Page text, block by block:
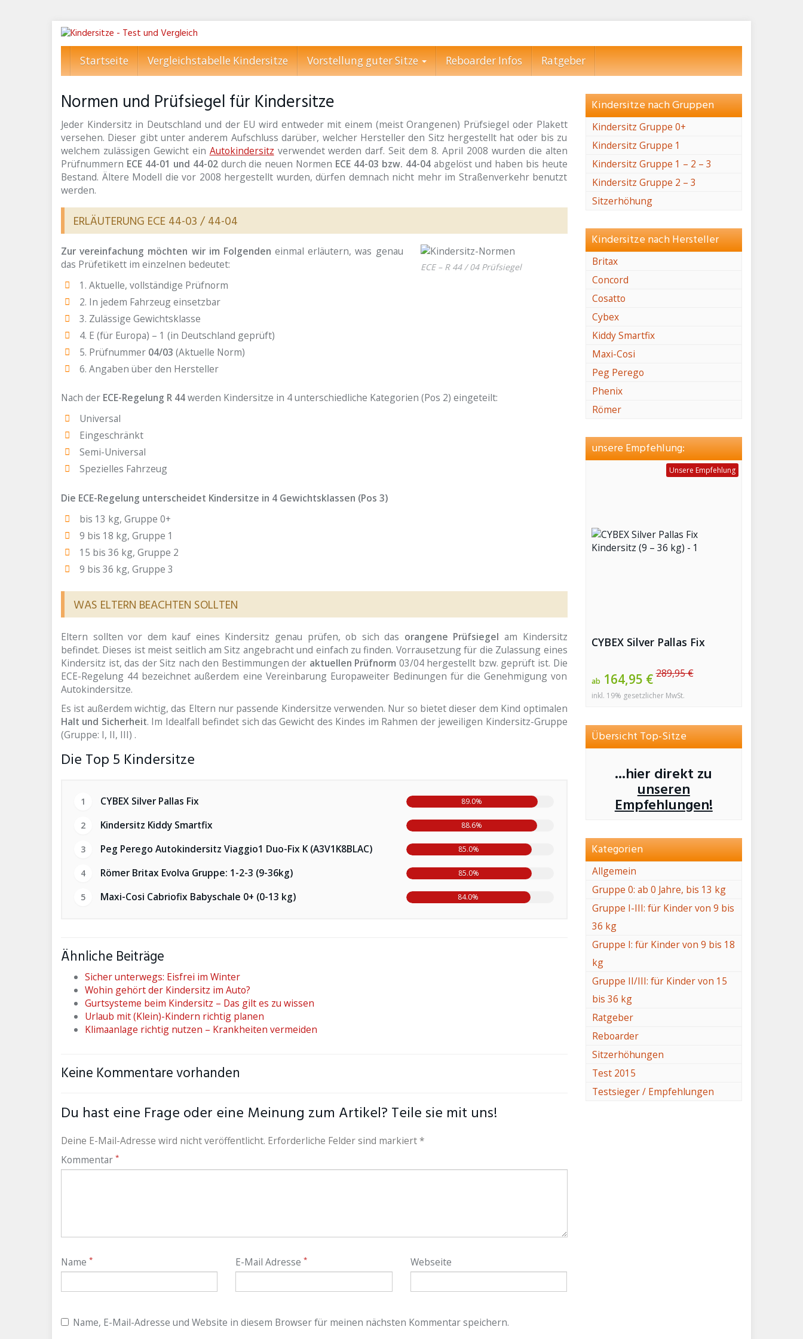
Startseite Vergleichstabelle Kindersitze Vorstellung guter Sitze Reboarder Infos Ratgeber
Normen und Prüfsiegel für Kindersitze
Jeder Kindersitz in Deutschland und der EU wird entweder mit einem (meist Orangenen) Prüfsiegel oder Plakett
versehen. Dieser gibt unter anderem Aufschluss darüber, welcher Hersteller den Sitz hergestellt hat oder bis zu
welchem zulässigen Gewicht ein Autokindersitz verwendet werden darf. Seit dem 8. April 2008 wurden die alten
Prüfnummern ECE 44-01 und 44-02durch die neuen Normen ECE 44-03 bzw. 44-04abgelöst und haben bis heute
Bestand. Ältere Modell die vor 2008 hergestellt wurden, dürfen demnach nicht mehr im Straßenverkehr benutzt
werden.
ERLÄUTERUNG ECE 44-03 / 44-04
ECE – R 44 / 04 Prüfsiegel
Zur vereinfachung möchten wir im Folgenden einmal erläutern, was genau
das Prüfetikett im einzelnen bedeutet:
1. Aktuelle, vollständige Prüfnorm
2. In jedem Fahrzeug einsetzbar
3. Zulässige Gewichtsklasse
4. E (für Europa) – 1 (in Deutschland geprüft)
5. Prüfnummer 04/03 (Aktuelle Norm)
6. Angaben über den Hersteller
Nach der ECE-Regelung R 44werden Kindersitze in 4 unterschiedliche Kategorien (Pos 2) eingeteilt:
Universal
Eingeschränkt
Semi-Universal
Spezielles Fahrzeug
Die ECE-Regelung unterscheidet Kindersitze in 4 Gewichtsklassen (Pos 3)
bis 13 kg, Gruppe 0+
9 bis 18 kg, Gruppe 1
15 bis 36 kg, Gruppe 2
9 bis 36 kg, Gruppe 3
WAS ELTERN BEACHTEN SOLLTEN
Eltern sollten vor dem kauf eines Kindersitz genau prüfen, ob sich das orangene Prüfsiegel am Kindersitz
befindet. Dieses ist meist seitlich am Sitz angebracht und einfach zu finden. Vorrausetzung für die Zulassung eines
Kindersitz ist, das der Sitz nach den Bestimmungen der aktuellen Prüfnorm 03/04 hergestellt bzw. geprüft ist. Die
ECE-Regelung 44 bezeichnet außerdem eine Vereinbarung Europaweiter Bedinungen für die Genehmigung von
Autokindersitze.
Es ist außerdem wichtig, das Eltern nur passende Kindersitze verwenden. Nur so bietet dieser dem Kind optimalen
Halt und Sicherheit. Im Idealfall befindet sich das Gewicht des Kindes im Rahmen der jeweiligen Kindersitz-Gruppe
(Gruppe: I, II, III) .
Die Top 5 Kindersitze
1 CYBEX Silver Pallas Fix 89.0%
2 Kindersitz Kiddy Smartfix 88.6%
3 Peg Perego Autokindersitz Viaggio1 Duo-Fix K (A3V1K8BLAC) 85.0%
4 Römer Britax Evolva Gruppe: 1-2-3 (9-36kg) 85.0%
5 Maxi-Cosi Cabriofix Babyschale 0+ (0-13 kg) 84.0%
Ähnliche Beiträge
Sicher unterwegs: Eisfrei im Winter
Wohin gehört der Kindersitz im Auto?
Gurtsysteme beim Kindersitz – Das gilt es zu wissen
Urlaub mit (Klein)-Kindern richtig planen
Klimaanlage richtig nutzen – Krankheiten vermeiden
Keine Kommentare vorhanden
Du hast eine Frage oder eine Meinung zum Artikel? Teile sie mit uns!
Deine E-Mail-Adresse wird nicht veröffentlicht. Erforderliche Felder sind markiert *
Kommentar *
Name * E-Mail Adresse* Webseite
Name, E-Mail-Adresse und Website in diesem Browser für meinen nächsten Kommentar speichern.
Kindersitze nach Gruppen
Kindersitz Gruppe 0+
Kindersitz Gruppe 1
Kindersitz Gruppe 1 – 2 – 3
Kindersitz Gruppe 2 – 3
Sitzerhöhung
Kindersitze nach Hersteller
Britax
Concord
Cosatto
Cybex
Kiddy Smartfix
Maxi-Cosi
Peg Perego
Phenix
Römer
unsere Empfehlung:
Unsere Empfehlung
CYBEX Silver Pallas Fix
ab164,95 €289,95 €
inkl. 19% gesetzlicher MwSt.
Übersicht Top-Sitze
...hier direkt zu
unseren
Empfehlungen!
Kategorien
Allgemein
Gruppe 0: ab 0 Jahre, bis 13 kg
Gruppe I-III: für Kinder von 9 bis
36 kg
Gruppe I: für Kinder von 9 bis 18
kg
Gruppe II/III: für Kinder von 15
bis 36 kg
Ratgeber
Reboarder
Sitzerhöhungen
Test 2015
Testsieger / Empfehlungen